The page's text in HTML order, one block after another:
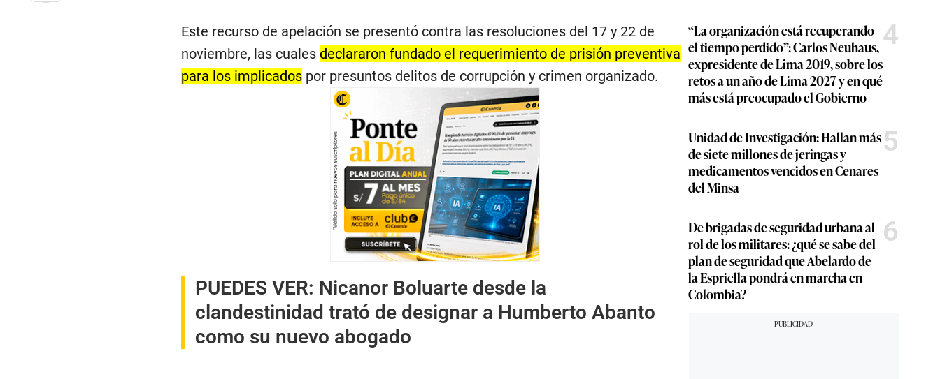
Este recurso de apelación se presentó contra las resoluciones del 17 y 22 de
noviembre, las cuales declararon fundado el requerimiento de prisión preventiva
para los implicadospor presuntos delitos de corrupción y crimen organizado.
PUEDES VER: Nicanor Boluarte desde la
clandestinidad trató de designar a Humberto Abanto
como su nuevo abogado
“La organización está recuperando
el tiempo perdido”: Carlos Neuhaus,
expresidente de Lima 2019, sobre los
retos a un año de Lima 2027 y en qué
más está preocupado el Gobierno
4
Unidad de Investigación: Hallan más
de siete millones de jeringas y
medicamentos vencidos en Cenares
del Minsa
5
De brigadas de seguridad urbana al
rol de los militares: ¿qué se sabe del
plan de seguridad que Abelardo de
la Espriella pondrá en marcha en
Colombia?
6